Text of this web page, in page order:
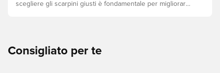
scegliere gli scarpini giusti è fondamentale per migliorare
Consigliato per te